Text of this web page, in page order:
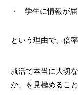
学生に情報が
という理由で、倍
就活で本当に大切
か」を見極めること